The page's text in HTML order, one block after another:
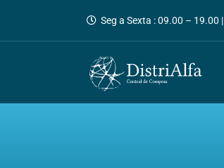
Seg a Sexta : 09.00 – 19.00 |